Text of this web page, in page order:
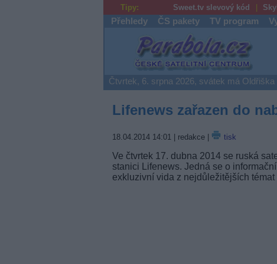
Tipy: Sweet.tv slevový kód
Přehledy ČS pakety TV program
Parabola.cz
Čtvrtek, 6. srpna 2026, svátek má Oldřiška
Lifenews zařazen do
18.04.2014 14:01 | redakce | tisk
Ve čtvrtek 17. dubna 2014 se ruská
stanici Lifenews. Jedná se o
exkluzivní vida z nejdůležitějších